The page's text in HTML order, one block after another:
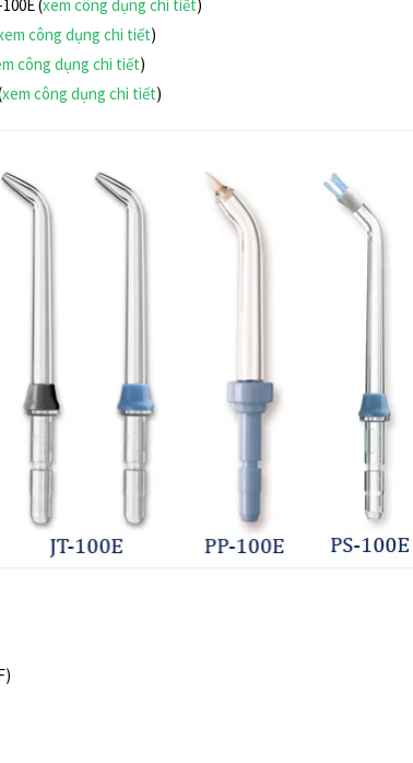
(xem công dụng chi tiết)
công dụng chi tiết)
công dụng chi tiết)
xem công dụng chi tiết)